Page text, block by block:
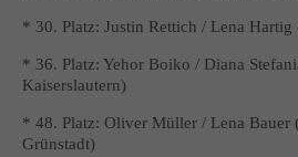
* 30. Platz: Justin Rettich / Lena Hartig
* 36. Platz: Yehor Boiko / Diana
Kaiserslautern)
* 48. Platz: Oliver Müller / Lena Bauer
Grünstadt)